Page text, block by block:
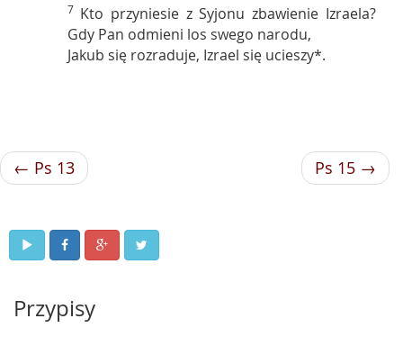
7 Kto przyniesie z Syjonu zbawienie Izraela?
Gdy Pan odmieni los swego narodu,
Jakub się rozraduje, Izrael się ucieszy*.
← Ps 13 Ps 15 →
Przypisy